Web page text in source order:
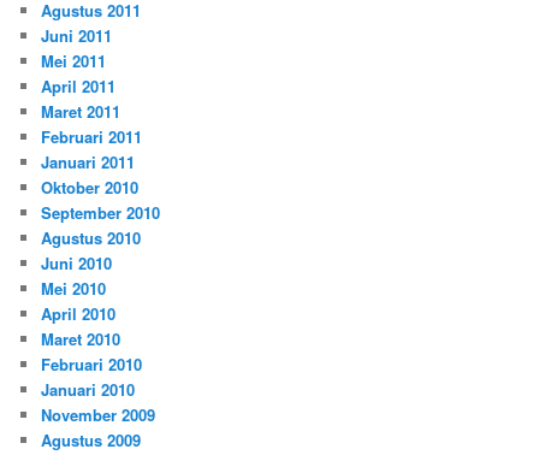
Agustus 2011
Juni 2011
Mei 2011
April 2011
Maret 2011
Februari 2011
Januari 2011
Oktober 2010
September 2010
Agustus 2010
Juni 2010
Mei 2010
April 2010
Maret 2010
Februari 2010
Januari 2010
November 2009
Agustus 2009